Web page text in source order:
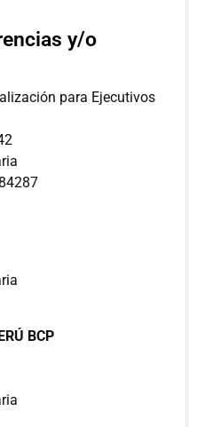
para Ejecutivos
BCP
y/o